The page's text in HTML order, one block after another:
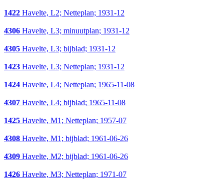
1422 Havelte, L2; Netteplan; 1931-12
4306 Havelte, L3; minuutplan; 1931-12
4305 Havelte, L3; bijblad; 1931-12
1423 Havelte, L3; Netteplan; 1931-12
1424 Havelte, L4; Netteplan; 1965-11-08
4307 Havelte, L4; bijblad; 1965-11-08
1425 Havelte, M1; Netteplan; 1957-07
4308 Havelte, M1; bijblad; 1961-06-26
4309 Havelte, M2; bijblad; 1961-06-26
1426 Havelte, M3; Netteplan; 1971-07